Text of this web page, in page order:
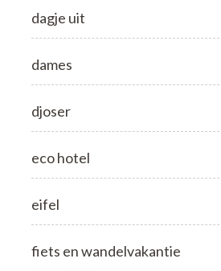
dagje uit
dames
djoser
eco hotel
eifel
fiets en wandelvakantie